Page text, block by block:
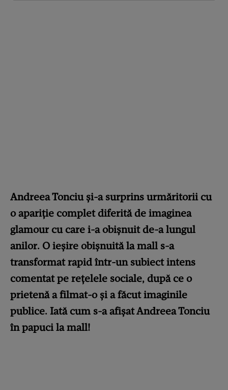
Andreea Tonciu și-a surprins urmăritorii cu
o apariție complet diferită de imaginea
glamour cu care i-a obișnuit de-a lungul
anilor. O ieșire obișnuită la mall s-a
transformat rapid într-un subiect intens
comentat pe rețelele sociale, după ce o
prietenă a filmat-o și a făcut imaginile
publice. Iată cum s-a afișat Andreea Tonciu
în papuci la mall!